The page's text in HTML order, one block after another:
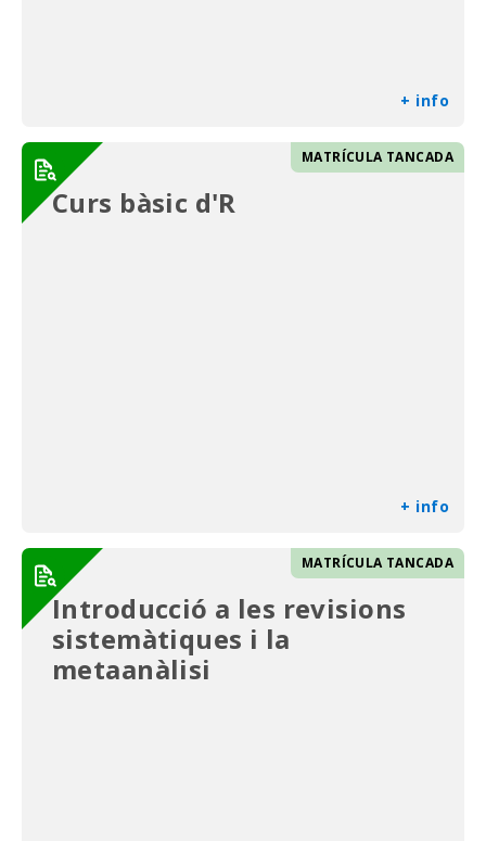
+ info
MATRÍCULA TANCADA
Curs bàsic d'R
+ info
MATRÍCULA TANCADA
Introducció a les revisions
sistemàtiques i la
metaanàlisi